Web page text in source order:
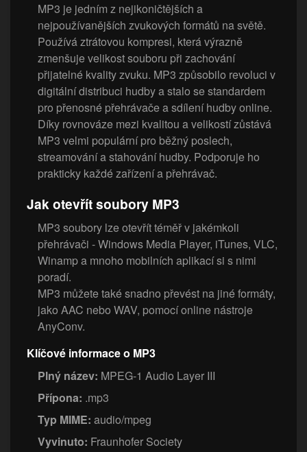
MP3 je jedním z nejikoničtějších a
nejpoužívanějších zvukových formátů na světě.
Používá ztrátovou kompresi, která výrazně
zmenšuje velikost souboru při zachování
přijatelné kvality zvuku. MP3 způsobilo revoluci v
digitální distribuci hudby a stalo se standardem
pro přenosné přehrávače a sdílení hudby online.
Díky rovnováze mezi kvalitou a velikostí zůstává
MP3 velmi populární pro běžný poslech,
streamování a stahování hudby. Podporuje ho
prakticky každé zařízení a přehrávač.
Jak otevřít soubory MP3
MP3 soubory lze otevřít téměř v jakémkoli
přehrávači - Windows Media Player, iTunes, VLC,
Winamp a mnoho mobilních aplikací si s nimi
poradí.
MP3 můžete také snadno převést na jiné formáty,
jako AAC nebo WAV, pomocí online nástroje
AnyConv.
Klíčové informace o MP3
Plný název: MPEG-1 Audio Layer III
Přípona: .mp3
Typ MIME: audio/mpeg
Vyvinuto: Fraunhofer Society